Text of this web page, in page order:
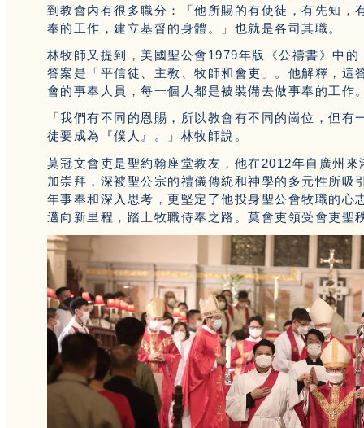
到教會內有很多職分：「他所賜的有使徒，有先知
奉的工作，建立基督的身體。」也就是各司其職。
林牧師又提到，美國聖公會1979年版《公禱書》中
答案是「平信徒、主教、牧師和會吏」。他解釋，
會的事奉人員，每一個人都是被裝備去做事奉的工作
「我們有不同的恩賜，所以教會有不同的崗位，但
徒要成為『僕人』。」林牧師說。
莫冠文會吏是聖約翰座堂教友，他在2012年自廣州
加崇拜，深被聖公宗的禮儀傳統和神學的多元性所
年事奉和深入思考，更堅定了他投身聖公會牧職的
邁向新里程，踏上牧職侍奉之路。莫會吏領受會吏聖